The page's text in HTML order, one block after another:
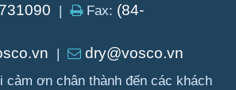
Fax: (84-
dry@vosco.vn
cảm ơn chân thành đến các khách